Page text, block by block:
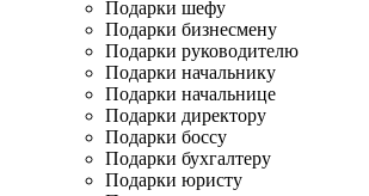
Подарки шефу
Подарки бизнесмену
Подарки руководителю
Подарки начальнику
Подарки начальнице
Подарки директору
Подарки боссу
Подарки бухгалтеру
Подарки юристу